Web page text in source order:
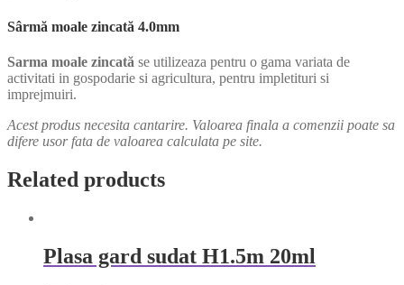
Sârmă moale zincată 4.0mm
Sarma moale zincată se utilizeaza pentru o gama variata de
activitati in gospodarie si agricultura, pentru impletituri si
imprejmuiri.
Acest produs necesita cantarire. Valoarea finala a comenzii poate sa
difere usor fata de valoarea calculata pe site.
Related products
Plasa gard sudat H1.5m 20ml